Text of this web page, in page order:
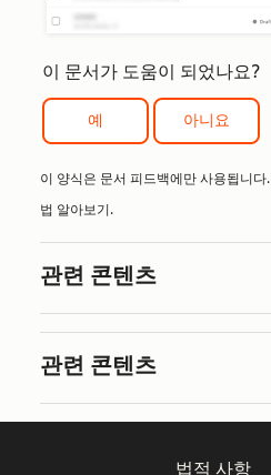
이 문서가 도움이 되었나요?
예 아니요
이 양식은 문서 피드백에만 사용됩니다.
법 알아보기.
관련 콘텐츠
관련 콘텐츠
법적 사항